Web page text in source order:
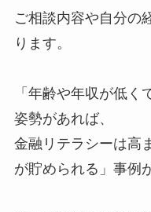
ご相談内容や自分の
ります。
「年齢や年収が低
姿勢があれば、
金融リテラシーは高
が貯められる」事例